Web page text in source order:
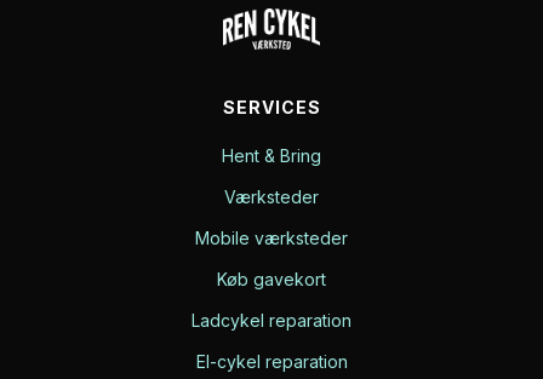
SERVICES
Hent & Bring
Værksteder
Mobile værksteder
Køb gavekort
Ladcykel reparation
El-cykel reparation